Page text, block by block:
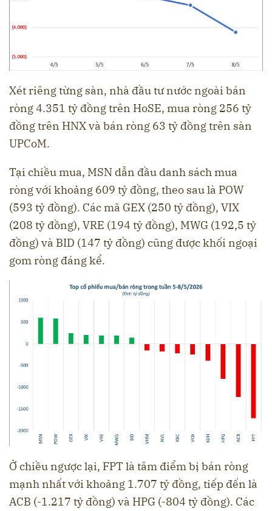
Xét riêng từng sàn, nhà đầu tư nước ngoài bán
ròng 4.351 tỷ đồng trên HoSE, mua ròng 256 tỷ
đồng trên HNX và bán ròng 63 tỷ đồng trên sàn
UPCoM.
Tại chiều mua, MSN dẫn đầu danh sách mua
ròng với khoảng 609 tỷ đồng, theo sau là POW
(593 tỷ đồng). Các mã GEX (250 tỷ đồng), VIX
(208 tỷ đồng), VRE (194 tỷ đồng), MWG (192,5 tỷ
đồng) và BID (147 tỷ đồng) cũng được khối ngoại
gom ròng đáng kể.
Ở chiều ngược lại, FPT là tâm điểm bị bán ròng
mạnh nhất với khoảng 1.707 tỷ đồng, tiếp đến là
ACB (-1.217 tỷ đồng) và HPG (-804 tỷ đồng). Các